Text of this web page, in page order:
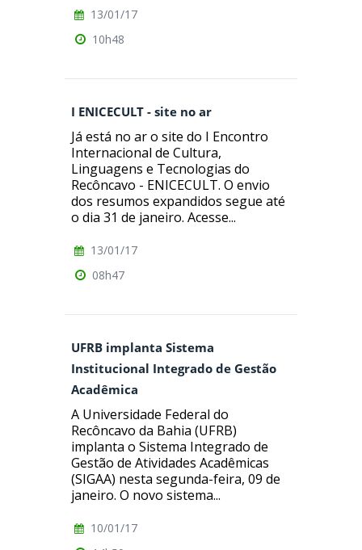
13/01/17
10h48
I ENICECULT - site no ar
Já está no ar o site do I Encontro
Internacional de Cultura,
Linguagens e Tecnologias do
Recôncavo - ENICECULT. O envio
dos resumos expandidos segue até
o dia 31 de janeiro. Acesse...
13/01/17
08h47
UFRB implanta Sistema
Institucional Integrado de Gestão
Acadêmica
A Universidade Federal do
Recôncavo da Bahia (UFRB)
implanta o Sistema Integrado de
Gestão de Atividades Acadêmicas
(SIGAA) nesta segunda-feira, 09 de
janeiro. O novo sistema...
10/01/17